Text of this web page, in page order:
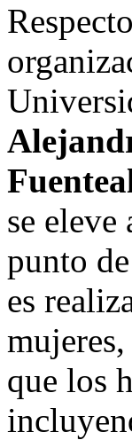
se
punto
es
que los